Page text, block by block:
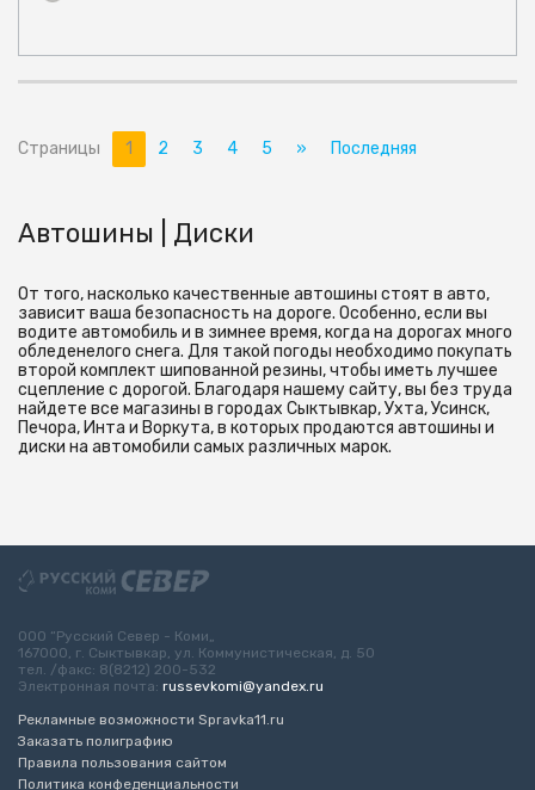
Страницы 1 2 3 4 5 » Последняя
Автошины | Диски
От того, насколько качественные автошины стоят в авто,
зависит ваша безопасность на дороге. Особенно, если вы
водите автомобиль и в зимнее время, когда на дорогах много
обледенелого снега. Для такой погоды необходимо покупать
второй комплект шипованной резины, чтобы иметь лучшее
сцепление с дорогой. Благодаря нашему сайту, вы без труда
найдете все магазины в городах Сыктывкар, Ухта, Усинск,
Печора, Инта и Воркута, в которых продаются автошины и
диски на автомобили самых различных марок.
ООО “Русский Север - Коми„
167000, г. Сыктывкар, ул. Коммунистическая, д. 50
тел. /факс: 8(8212) 200-532
Электронная почта: russevkomi@yandex.ru
Рекламные возможности Spravka11.ru
Заказать полиграфию
Правила пользования сайтом
Политика конфеденциальности